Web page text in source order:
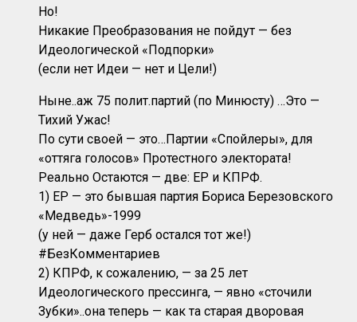
Но!
Никакие Преобразования не пойдут — без
Идеологической «Подпорки»
(если нет Идеи — нет и Цели!)
Ныне..аж 75 полит.партий (по Минюсту) …Это —
Тихий Ужас!
По сути своей — это…Партии «Спойлеры», для
«оттяга голосов» Протестного электората!
Реально Остаются — две: ЕР и КПРФ.
1) ЕР — это бывшая партия Бориса Березовского
«Медведь»-1999
(у ней — даже Герб остался тот же!)
#БезКомментариев
2) КПРФ, к сожалению, — за 25 лет
Идеологического прессинга, — явно «сточили
Зубки»..она теперь — как та старая дворовая